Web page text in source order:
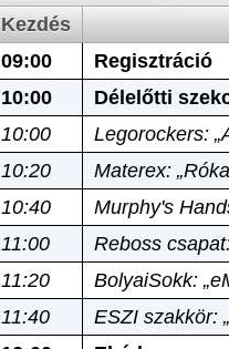
Kezdés
09:00
Regisztráció
10:00
Délelőtti
10:00
Legorockers:
10:20
Materex:
10:40
Murphy's
11:00
Reboss
11:20
BolyaiSokk:
11:40
ESZI szakkör: